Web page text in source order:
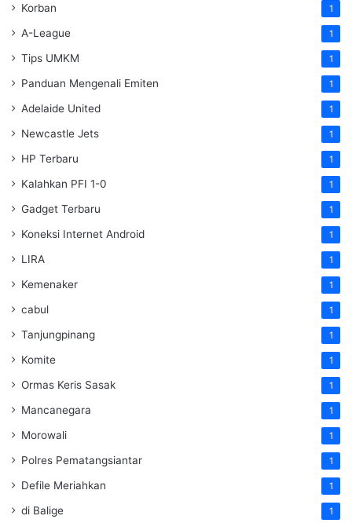
Korban 1
A-League 1
Tips UMKM 1
Panduan Mengenali Emiten 1
Adelaide United 1
Newcastle Jets 1
HP Terbaru 1
Kalahkan PFI 1-0 1
Gadget Terbaru 1
Koneksi Internet Android 1
LIRA 1
Kemenaker 1
cabul 1
Tanjungpinang 1
Komite 1
Ormas Keris Sasak 1
Mancanegara 1
Morowali 1
Polres Pematangsiantar 1
Defile Meriahkan 1
di Balige 1